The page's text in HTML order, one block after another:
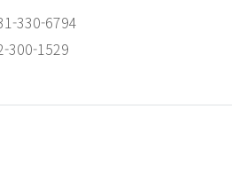
330-6794
300-1529